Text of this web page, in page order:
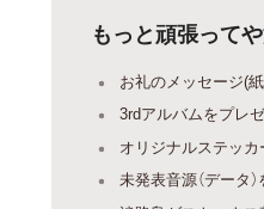
もっと頑張って
お礼のメッセージ(紙
3rdアルバムをプレゼ
オリジナルステッカ
未発表音源（データ）